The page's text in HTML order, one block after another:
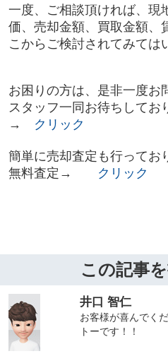
一度、ご相談頂ければ、現
価、売却金額、買取金額、
こからご検討されてみては
お困りの方は、是非一度お
スタッフ一同お待ちしてお
→
クリック
簡単に売却査定も行ってお
無料査定→
クリック
この記事
井口 智仁
お客様が喜んでく
トーです！！